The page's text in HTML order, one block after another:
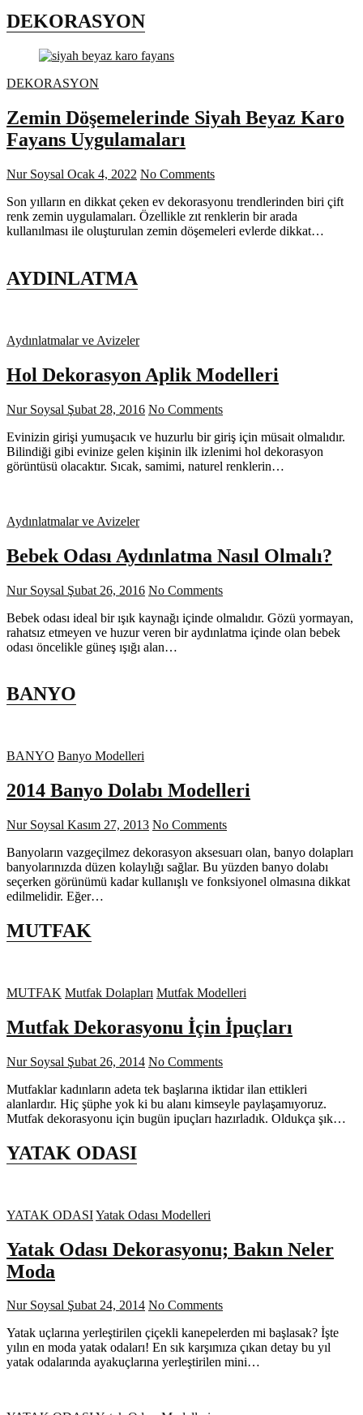
DEKORASYON
DEKORASYON
Zemin Döşemelerinde Siyah Beyaz Karo
Fayans Uygulamaları
Nur Soysal Ocak 4, 2022 No Comments
Son yılların en dikkat çeken ev dekorasyonu trendlerinden biri çift
renk zemin uygulamaları. Özellikle zıt renklerin bir arada
kullanılması ile oluşturulan zemin döşemeleri evlerde dikkat…
AYDINLATMA
Aydınlatmalar ve Avizeler
Hol Dekorasyon Aplik Modelleri
Nur Soysal Şubat 28, 2016 No Comments
Evinizin girişi yumuşacık ve huzurlu bir giriş için müsait olmalıdır.
Bilindiği gibi evinize gelen kişinin ilk izlenimi hol dekorasyon
görüntüsü olacaktır. Sıcak, samimi, naturel renklerin…
Aydınlatmalar ve Avizeler
Bebek Odası Aydınlatma Nasıl Olmalı?
Nur Soysal Şubat 26, 2016 No Comments
Bebek odası ideal bir ışık kaynağı içinde olmalıdır. Gözü yormayan,
rahatsız etmeyen ve huzur veren bir aydınlatma içinde olan bebek
odası öncelikle güneş ışığı alan…
BANYO
BANYO Banyo Modelleri
2014 Banyo Dolabı Modelleri
Nur Soysal Kasım 27, 2013 No Comments
Banyoların vazgeçilmez dekorasyon aksesuarı olan, banyo dolapları
banyolarınızda düzen kolaylığı sağlar. Bu yüzden banyo dolabı
seçerken görünümü kadar kullanışlı ve fonksiyonel olmasına dikkat
edilmelidir. Eğer…
MUTFAK
MUTFAK Mutfak Dolapları Mutfak Modelleri
Mutfak Dekorasyonu İçin İpuçları
Nur Soysal Şubat 26, 2014 No Comments
Mutfaklar kadınların adeta tek başlarına iktidar ilan ettikleri
alanlardır. Hiç şüphe yok ki bu alanı kimseyle paylaşamıyoruz.
Mutfak dekorasyonu için bugün ipuçları hazırladık. Oldukça şık…
YATAK ODASI
YATAK ODASIYatak Odası Modelleri
Yatak Odası Dekorasyonu; Bakın Neler
Moda
Nur Soysal Şubat 24, 2014 No Comments
Yatak uçlarına yerleştirilen çiçekli kanepelerden mi başlasak? İşte
yılın en moda yatak odaları! En sık karşımıza çıkan detay bu yıl
yatak odalarında ayakuçlarına yerleştirilen mini…